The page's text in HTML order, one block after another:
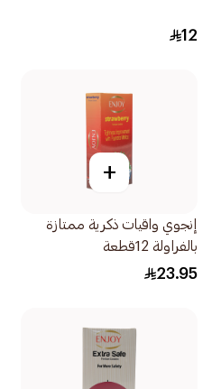
12
+
إنجوي واقيات ذكرية ممتازة
بالفراولة 12قطعة
23.95